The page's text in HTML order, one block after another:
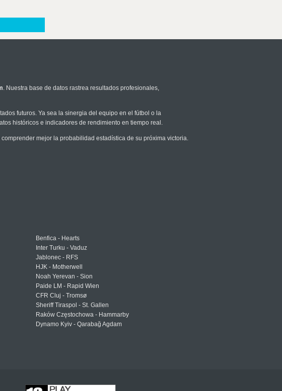
. Nuestra base de datos rastrea resultados profesionales,
futuros. Ya sea la sinergia del equipo en el fútbol o la
históricos e indicadores de rendimiento en tiempo real.
mejor la probabilidad estadística de su próxima victoria.
Benfica - Hearts
Inter Turku - Vaduz
Jablonec - RFS
HJK - Motherwell
Noah Yerevan - Sion
Paide LM - Rapid Wien
CFR Cluj - Tromsø
Sheriff Tiraspol - St. Gallen
Raków Częstochowa - Hammarby
Dynamo Kyiv - Qarabağ Agdam